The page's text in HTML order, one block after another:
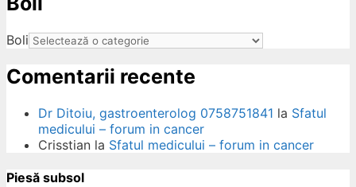
Boli
Comentarii recente
Dr Ditoiu, gastroenterolog 0758751841 la Sfatul
medicului – forum in cancer
Crisstian la Sfatul medicului – forum in cancer
Piesă subsol